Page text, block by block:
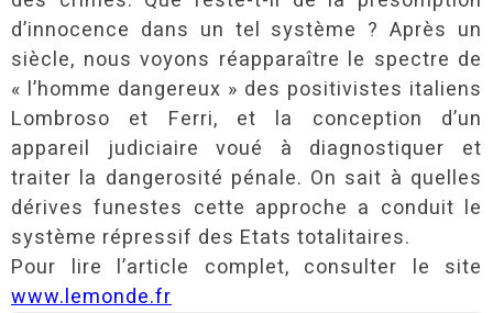
d’innocence dans un tel système ? Après un
siècle, nous voyons réapparaître le spectre de
« l’homme dangereux » des positivistes italiens
Lombroso et Ferri, et la conception d’un
appareil judiciaire voué à diagnostiquer et
traiter la dangerosité pénale. On sait à quelles
dérives funestes cette approche a conduit le
système répressif des Etats totalitaires.
Pour lire l’article complet, consulter le site
www.lemonde.fr